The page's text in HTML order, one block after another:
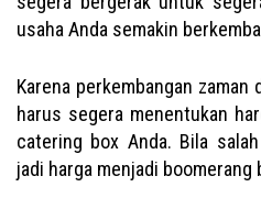
usaha Anda semakin
Karena perkembangan
harus segera menentukan
catering box Anda. Bila
jadi harga menjadi boomerang